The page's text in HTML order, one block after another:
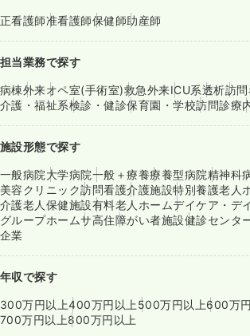
正看護師准看護師保健師助産師
担当業務で探す
病棟外来オペ室(手術室)救急外来ICU系透析訪
介護・福祉系検診・健診保育園・学校訪問診療
施設形態で探す
一般病院大学病院一般＋療養療養型病院精神科
美容クリニック訪問看護介護施設特別養護老人
介護老人保健施設有料老人ホームデイケア・デ
グループホームサ高住障がい者施設健診センタ
企業
年収で探す
300万円以上400万円以上 500万円以上600万
700万円以上800万円以上